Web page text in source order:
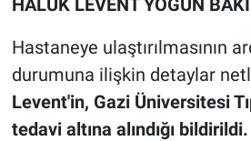
Hastaneye ulaştırılmasının
durumuna ilişkin detaylar
Levent'in, Gazi Üniversitesi
tedavi altına alındığı bildirildi.